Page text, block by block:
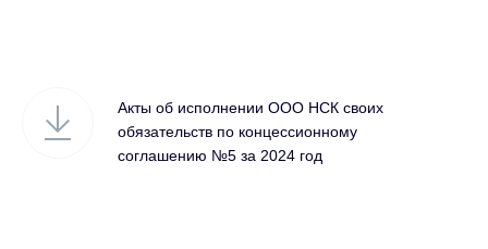
Акты об исполнении ООО НСК своих
обязательств по концессионному
соглашению №5 за 2024 год